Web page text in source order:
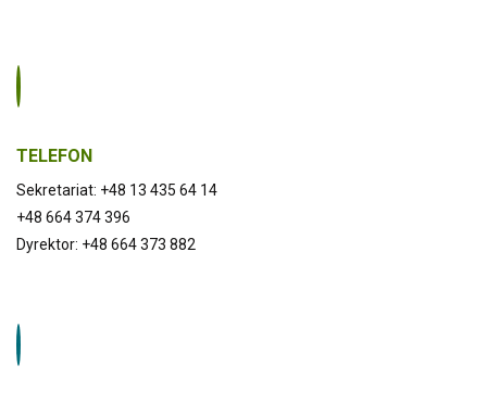
TELEFON
Sekretariat: +48 13 435 64 14
+48 664 374 396
Dyrektor: +48 664 373 882